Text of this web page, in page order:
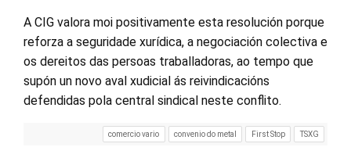
A CIG valora moi positivamente esta resolución porque
reforza a seguridade xurídica, a negociación colectiva e
os dereitos das persoas traballadoras, ao tempo que
supón un novo aval xudicial ás reivindicacións
defendidas pola central sindical neste conflito.
comercio vario convenio do metal First Stop TSXG